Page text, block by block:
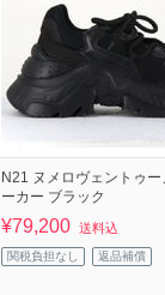
N21 ヌメロヴェントゥ
ーカー ブラック
¥79,200 送料込
関税負担なし 返品補償